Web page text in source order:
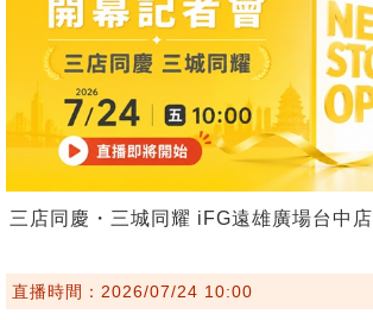
三店同慶・三城同耀 iFG遠雄廣場台中店
直播時間：2026/07/24 10:00